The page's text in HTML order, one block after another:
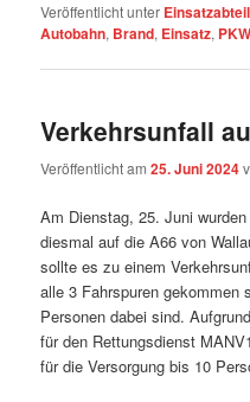
Veröffentlicht unter
Autobahn, Brand, Einsatz, PKW
Verkehrsunfall
Veröffentlicht am25. Juni 2024
Am Dienstag, 25. Juni
diesmal auf die A66 von
sollte es zu einem
alle 3 Fahrspuren gekommen
Personen dabei sind.
für den Rettungsdienst
für die Versorgung bis 10